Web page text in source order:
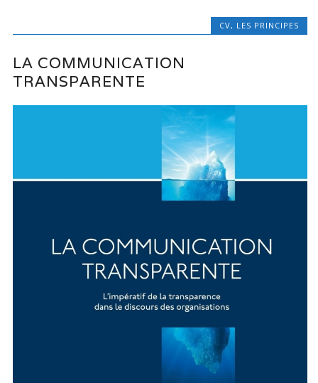
CV, LES PRINCIPES
LA COMMUNICATION
TRANSPARENTE